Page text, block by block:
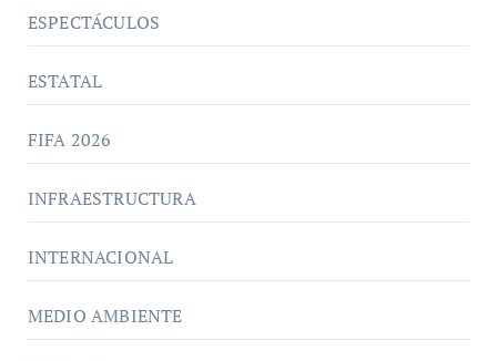
ESPECTÁCULOS
ESTATAL
FIFA 2026
INFRAESTRUCTURA
INTERNACIONAL
MEDIO AMBIENTE